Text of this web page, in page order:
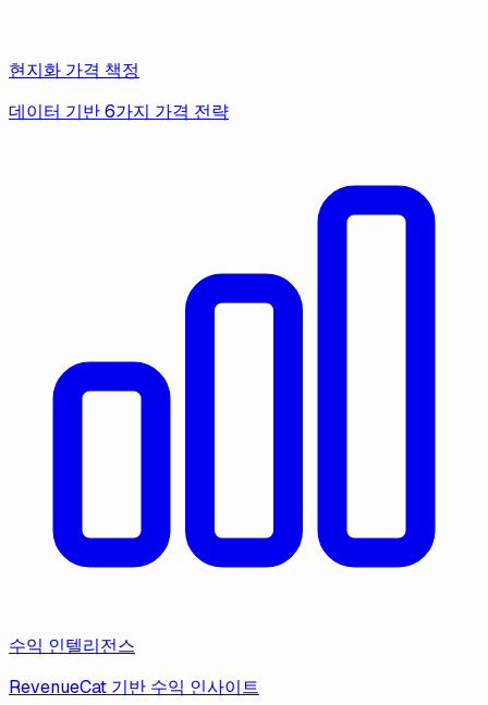
현지화 가격 책정
데이터 기반 6가지 가격 전략
수익 인텔리전스
RevenueCat 기반 수익 인사이트